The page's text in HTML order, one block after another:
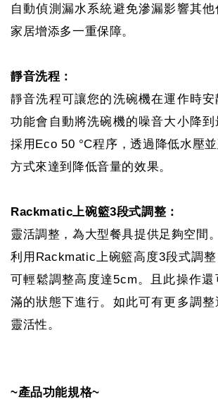
自動偵測漏水系統避免滲漏影響其
家居增添多一重保障。
靜音洗程：
靜音洗程可讓您的洗碗機在運作時
功能會自動將洗碗機的噪音大小降
採用Eco 50 °C程序，透過降低水壓
方式來達到降低音量的效果。
Rackmatic上碗籃3段式調整：
靈活調整，為大型餐具提供足夠空間。
利用Rackmatic上碗籃高度3段式調
可輕鬆調整高度達5cm。且此操作
滿的狀態下進行。如此可有更多調
靈活性。
~產品功能規格~